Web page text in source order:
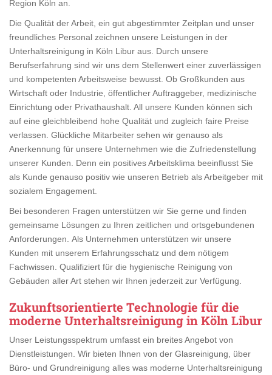
Region Köln an.
Die Qualität der Arbeit, ein gut abgestimmter Zeitplan und unser
freundliches Personal zeichnen unsere Leistungen in der
Unterhaltsreinigung in Köln Libur aus. Durch unsere
Berufserfahrung sind wir uns dem Stellenwert einer zuverlässigen
und kompetenten Arbeitsweise bewusst. Ob Großkunden aus
Wirtschaft oder Industrie, öffentlicher Auftraggeber, medizinische
Einrichtung oder Privathaushalt. All unsere Kunden können sich
auf eine gleichbleibend hohe Qualität und zugleich faire Preise
verlassen. Glückliche Mitarbeiter sehen wir genauso als
Anerkennung für unsere Unternehmen wie die Zufriedenstellung
unserer Kunden. Denn ein positives Arbeitsklima beeinflusst Sie
als Kunde genauso positiv wie unseren Betrieb als Arbeitgeber mit
sozialem Engagement.
Bei besonderen Fragen unterstützen wir Sie gerne und finden
gemeinsame Lösungen zu Ihren zeitlichen und ortsgebundenen
Anforderungen. Als Unternehmen unterstützen wir unsere
Kunden mit unserem Erfahrungsschatz und dem nötigem
Fachwissen. Qualifiziert für die hygienische Reinigung von
Gebäuden aller Art stehen wir Ihnen jederzeit zur Verfügung.
Zukunftsorientierte Technologie für die
moderne Unterhaltsreinigung in Köln Libur
Unser Leistungsspektrum umfasst ein breites Angebot von
Dienstleistungen. Wir bieten Ihnen von der Glasreinigung, über
Büro- und Grundreinigung alles was moderne Unterhaltsreinigung